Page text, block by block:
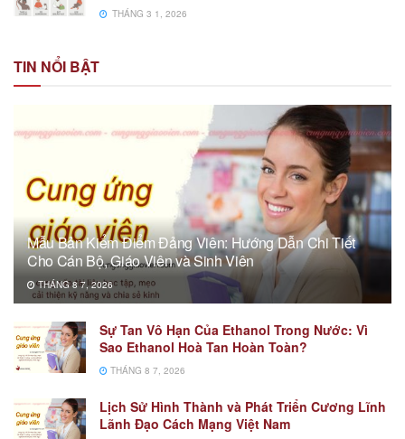
THÁNG 3 1, 2026
TIN NỔI BẬT
Mẫu Bản Kiểm Điểm Đảng Viên: Hướng Dẫn Chi Tiết
Cho Cán Bộ, Giáo Viên và Sinh Viên
THÁNG 8 7, 2026
Sự Tan Vô Hạn Của Ethanol Trong Nước: Vì
Sao Ethanol Hoà Tan Hoàn Toàn?
THÁNG 8 7, 2026
Lịch Sử Hình Thành và Phát Triển Cương Lĩnh
Lãnh Đạo Cách Mạng Việt Nam